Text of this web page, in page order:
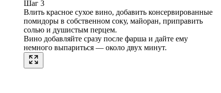
Шаг 3
Влить красное сухое вино, добавить консервированные
помидоры в собственном соку, майоран, приправить
солью и душистым перцем.
Вино добавляйте сразу после фарша и дайте ему
немного выпариться — около двух минут.